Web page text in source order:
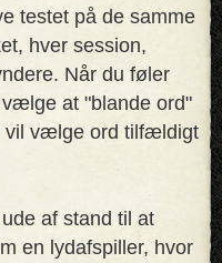
testet på de samme
hver session,
Når du føler
at "blande ord"
vil vælge ord tilfældigt
af stand til at
en lydafspiller, hvor